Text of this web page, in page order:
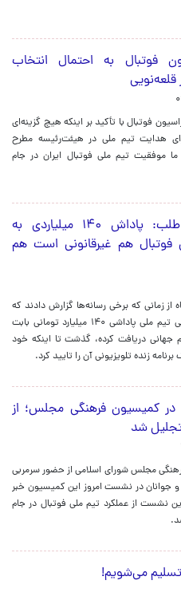
فوتبال به احتمال انتخاب
قلعه‌نویی
فوتبال با تأکید بر اینکه هیچ گزینه‌ای
هدایت تیم ملی در هیئت‌رئیسه مطرح
تیم ملی فوتبال ایران در جام
روزنامه اصلاح طلب: پاداش ۱۴۰ میلیاردی به
فوتبال هم غیرقانونی است هم
از زمانی که برخی رسانه‌ها گزارش دادند که
امیر قلعه‌نویی، سرمربی تیم ملی پاداشی ۱۴۰ میلیارد تومانی بابت
جهانی دریافت کرده، گذشت تا اینکه خود
زنده تلویزیونی آن را تایید کرد.
در کمیسیون فرهنگی مجلس؛ از
شد
مجلس شورای اسلامی از حضور سرمربی
جوانان در نشست امروز این کمیسیون خبر
نشست از عملکرد تیم ملی فوتبال در جام
تسلیم می‌شویم!